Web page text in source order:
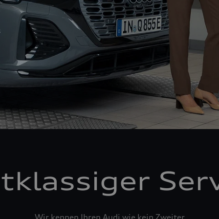
Wir kennen Ihren Audi wie kein Zweiter